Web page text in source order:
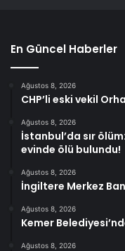
En Güncel Haberler
Ağustos 8, 2026
CHP’li eski vekil
Ağustos 8, 2026
İstanbul’da sır
evinde ölü bulundu!
Ağustos 8, 2026
İngiltere Merkez
Ağustos 8, 2026
Kemer
Ağustos 8, 2026